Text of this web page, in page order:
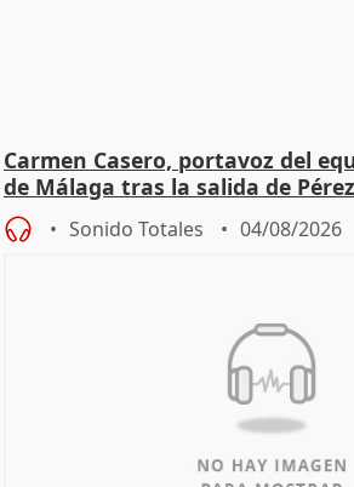
Carmen Casero, portavoz del
de Málaga tras la salida de
Sonido Totales 04/08/2026